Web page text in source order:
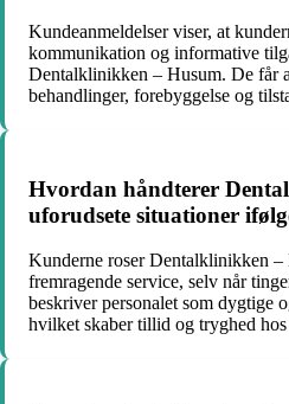
Kundeanmeldelser viser, at
kommunikation og informative
Dentalklinikken – Husum. De får
behandlinger, forebyggelse og
Hvordan håndterer
uforudsete situationer
Kunderne roser Dentalklinikken –
fremragende service, selv når
beskriver personalet som dygtige
hvilket skaber tillid og tryghed